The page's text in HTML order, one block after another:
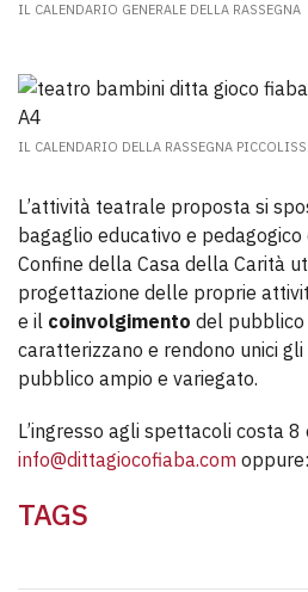
IL CALENDARIO GENERALE DELLA RASSEGNA
IL CALENDARIO DELLA RASSEGNA
L’attività teatrale proposta si
bagaglio educativo e
Confine della Casa della Carità
progettazione delle proprie
e il coinvolgimento del pubblico
caratterizzano e rendono unici
pubblico ampio e variegato.
L’ingresso agli spettacoli costa
info@dittagiocofiaba.com oppure:
TAGS